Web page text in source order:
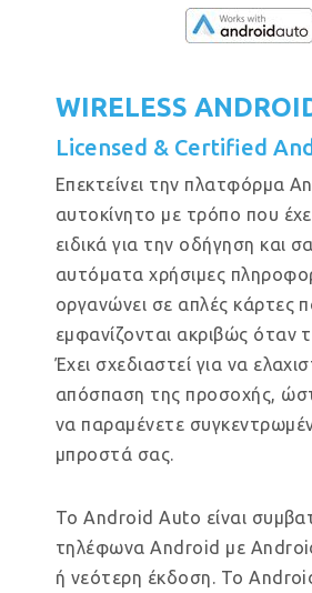
WIRELESS
Licensed & Certified
Επεκτείνει την πλατφόρμα
αυτοκίνητο με τρόπο που
ειδικά για την οδήγηση και
αυτόματα χρήσιμες
οργανώνει σε απλές κάρτες
εμφανίζονται ακριβώς όταν
Έχει σχεδιαστεί για να
απόσπαση της προσοχής,
να παραμένετε
μπροστά σας.
Το Android Auto είναι
τηλέφωνα Android με
ή νεότερη έκδοση. Το